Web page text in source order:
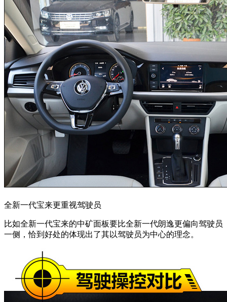
全新一代宝来更重视驾驶员
比如全新一代宝来的中矿面板要比全新一代朗逸更偏向驾驶员
一侧，恰到好处的体现出了其以驾驶员为中心的理念。